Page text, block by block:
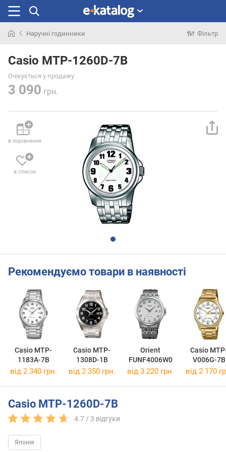
раніше
Наручні годинники Фільтр
Casio MTP-1260D-7B
Очікується у продажу
3 090 грн.
в порівняння
в список
Рекомендуємо товари в наявності
Casio MTP-
1183A-7B
Casio MTP-
1308D-1B
Orient
FUNF4006W0
Casio
V006G-7B
від 2 340 грн. від 2 350 грн. від 3 220 грн. від 2 170
Casio MTP-1260D-7B
4.7 / 3 відгуки
Японія